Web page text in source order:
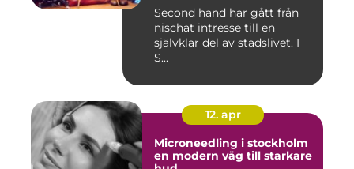
Second hand har gått från
nischat intresse till en
självklar del av stadslivet. I
S...
12. apr
Microneedling i stockholm
en modern väg till starkare